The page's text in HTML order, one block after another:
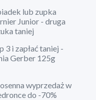
lub zupka
Junior - druga
taniej
3 i zapłać taniej -
Gerber 125g
wyprzedaż w
do -70%